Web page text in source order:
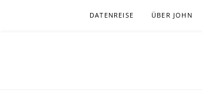
DATENREISE ÜBER JOHN